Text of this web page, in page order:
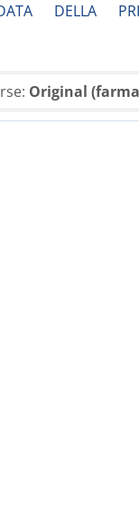
DELLA
Original